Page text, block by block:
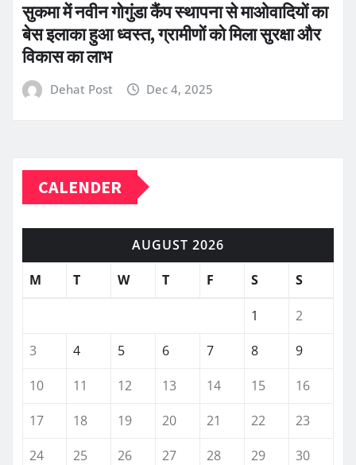
सुकमा में नवीन गोगुंडा कैंप स्थापना से माओवादियों का
बेस इलाका हुआ ध्वस्त, ग्रामीणों को मिला सुरक्षा और
विकास का लाभ
Dehat Post Dec 4, 2025
CALENDER
AUGUST 2026
M
T W T F S S
1
2
3
4 5 6 7 8
9
10
11 12 13 14 15
16
17
18 19 20 21 22
23
24
25 26 27 28 29
30